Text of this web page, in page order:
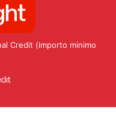
Credit (importo minimo